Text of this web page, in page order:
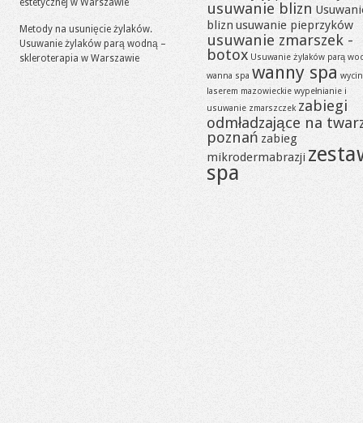
estetycznej w Warszawie
Metody na usunięcie żylaków.
Usuwanie żylaków parą wodną –
skleroterapia w Warszawie
usuwanie blizn
blizn usuwanie pieprzyków
usuwanie zmarszek -
botox Usuwanie żylaków parą
wanna spa wanny spa
laserem mazowieckie wypełnianie i
usuwanie zmarszczek zabiegi
odmładzające na
poznań zabieg
mikrodermabrazji
spa